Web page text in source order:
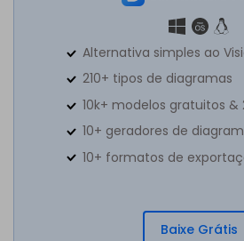
Alternativa simples ao
210+ tipos de diagramas
10k+ modelos gratuitos &
10+ geradores de
10+ formatos de
Baixe Grátis